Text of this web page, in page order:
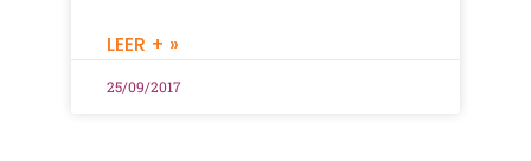
LEER + »
25/09/2017